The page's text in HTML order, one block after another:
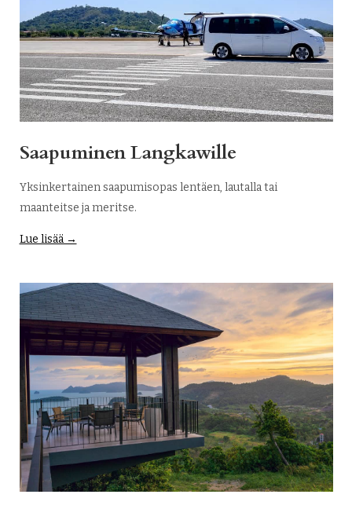
Saapuminen Langkawille
Yksinkertainen saapumisopas lentäen, lautalla tai
maanteitse ja meritse.
Lue lisää →